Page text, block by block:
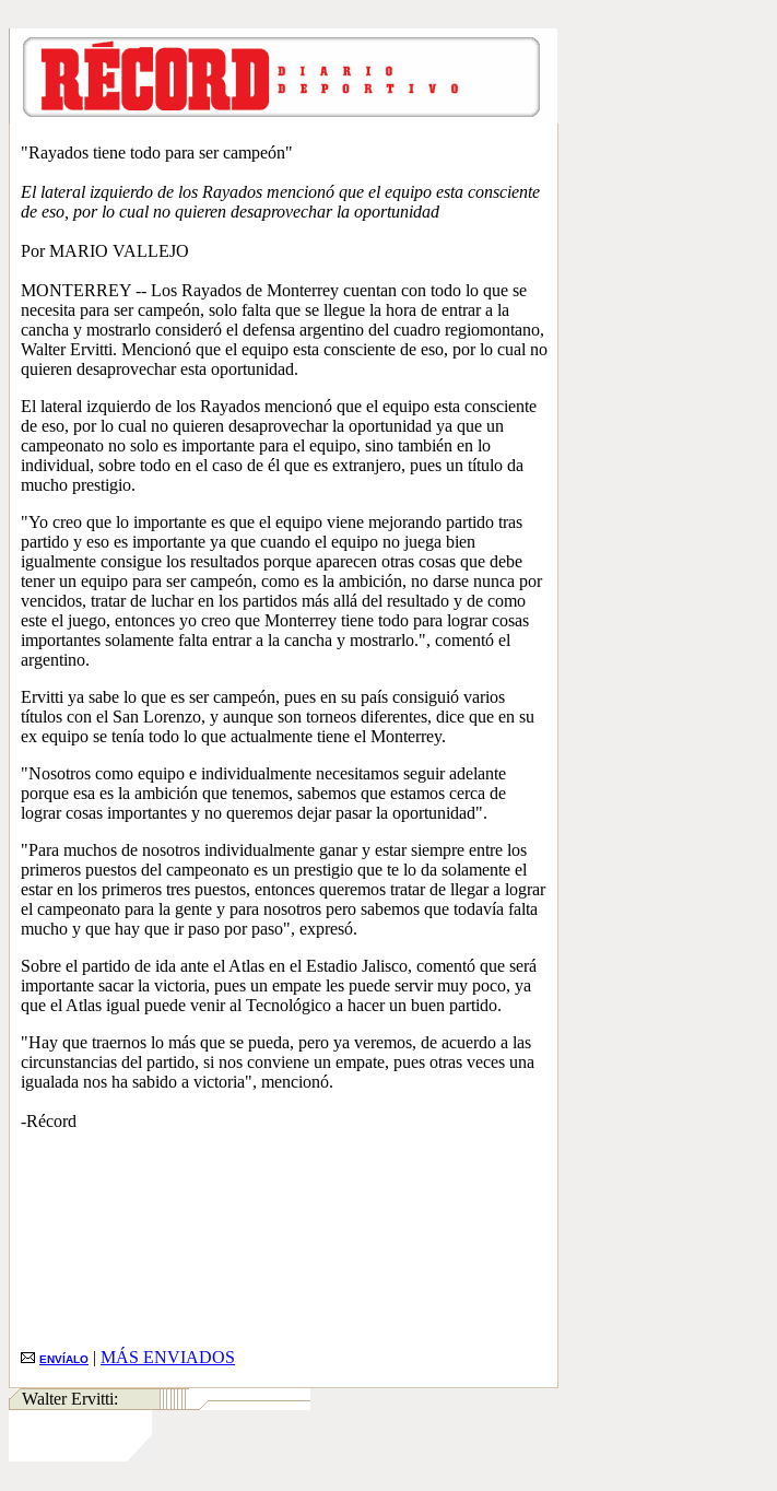
"Rayados tiene todo para ser campeón"
El lateral izquierdo de los Rayados mencionó que el equipo esta consciente
de eso, por lo cual no quieren desaprovechar la oportunidad
Por MARIO VALLEJO
MONTERREY -- Los Rayados de Monterrey cuentan con todo lo que se
necesita para ser campeón, solo falta que se llegue la hora de entrar a la
cancha y mostrarlo consideró el defensa argentino del cuadro regiomontano,
Walter Ervitti. Mencionó que el equipo esta consciente de eso, por lo cual no
quieren desaprovechar esta oportunidad.
El lateral izquierdo de los Rayados mencionó que el equipo esta consciente
de eso, por lo cual no quieren desaprovechar la oportunidad ya que un
campeonato no solo es importante para el equipo, sino también en lo
individual, sobre todo en el caso de él que es extranjero, pues un título da
mucho prestigio.
"Yo creo que lo importante es que el equipo viene mejorando partido tras
partido y eso es importante ya que cuando el equipo no juega bien
igualmente consigue los resultados porque aparecen otras cosas que debe
tener un equipo para ser campeón, como es la ambición, no darse nunca por
vencidos, tratar de luchar en los partidos más allá del resultado y de como
este el juego, entonces yo creo que Monterrey tiene todo para lograr cosas
importantes solamente falta entrar a la cancha y mostrarlo.", comentó el
argentino.
Ervitti ya sabe lo que es ser campeón, pues en su país consiguió varios
títulos con el San Lorenzo, y aunque son torneos diferentes, dice que en su
ex equipo se tenía todo lo que actualmente tiene el Monterrey.
"Nosotros como equipo e individualmente necesitamos seguir adelante
porque esa es la ambición que tenemos, sabemos que estamos cerca de
lograr cosas importantes y no queremos dejar pasar la oportunidad".
"Para muchos de nosotros individualmente ganar y estar siempre entre los
primeros puestos del campeonato es un prestigio que te lo da solamente el
estar en los primeros tres puestos, entonces queremos tratar de llegar a lograr
el campeonato para la gente y para nosotros pero sabemos que todavía falta
mucho y que hay que ir paso por paso", expresó.
Sobre el partido de ida ante el Atlas en el Estadio Jalisco, comentó que será
importante sacar la victoria, pues un empate les puede servir muy poco, ya
que el Atlas igual puede venir al Tecnológico a hacer un buen partido.
"Hay que traernos lo más que se pueda, pero ya veremos, de acuerdo a las
circunstancias del partido, si nos conviene un empate, pues otras veces una
igualada nos ha sabido a victoria", mencionó.
-Récord
ENVÍALO | MÁS ENVIADOS
Walter Ervitti: